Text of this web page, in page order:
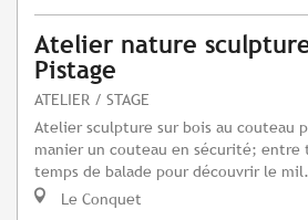
Atelier nature
Pistage
ATELIER / STAGE
Atelier sculpture sur bois au couteau
manier un couteau en sécurité; entre
temps de balade pour découvrir le
Le Conquet